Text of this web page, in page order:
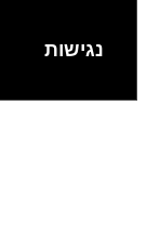
נגישות